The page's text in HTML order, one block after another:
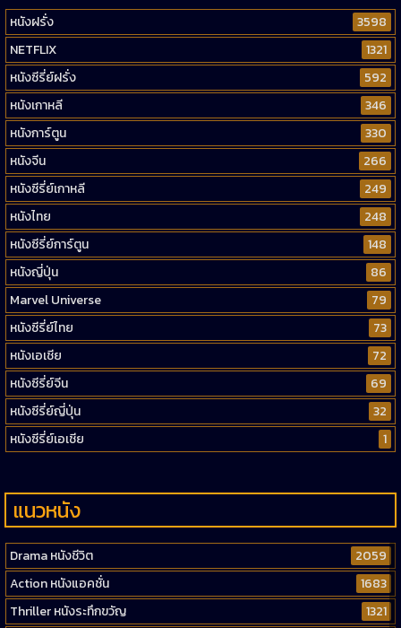
หนังฝรั่ง
3598
NETFLIX
1321
หนังซีรี่ย์ฝรั่ง
592
หนังเกาหลี
346
หนังการ์ตูน
330
หนังจีน
266
หนังซีรี่ย์เกาหลี
249
หนังไทย
248
หนังซีรี่ย์การ์ตูน
148
หนังญี่ปุ่น
86
Marvel Universe
79
หนังซีรี่ย์ไทย
73
หนังเอเชีย
72
หนังซีรี่ย์จีน
69
หนังซีรี่ย์ญี่ปุ่น
32
หนังซีรี่ย์เอเชีย
1
แนวหนัง
Drama หนังชีวิต
2059
Action หนังแอคชั่น
1683
Thriller หนังระทึกขวัญ
1321